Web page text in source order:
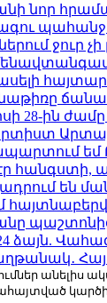
նոր
ջուր չի
28-ին
եմ
էր
են
ձայն.